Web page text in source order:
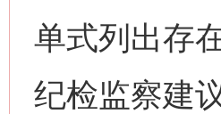
单式列出存
纪检监察建